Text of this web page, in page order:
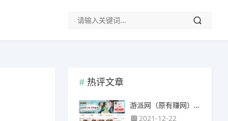
热评文章
游派网（原有赚网），主要以试玩游戏赚钱为主
2021-12-22